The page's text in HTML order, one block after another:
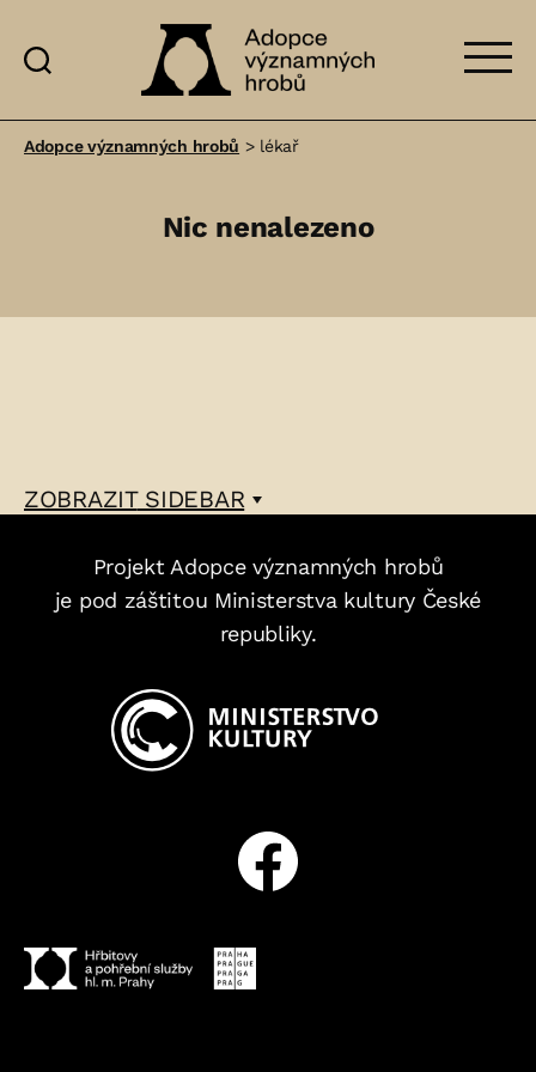
významných
Adopce významných hrobů > lékař
Nic nenalezeno
ZOBRAZITSIDEBAR
Projekt Adopce významných hrobů
je pod záštitou Ministerstva kultury České
republiky.
Facebook